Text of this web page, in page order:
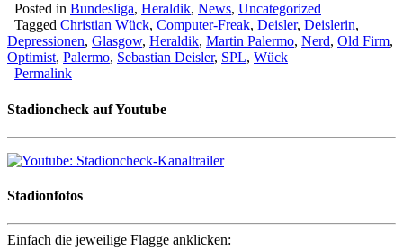
Posted in Bundesliga, Heraldik, News, Uncategorized
Tagged Christian Wück, Computer-Freak, Deisler, Deislerin,
Depressionen, Glasgow, Heraldik, Martin Palermo, Nerd, Old Firm,
Optimist, Palermo, Sebastian Deisler, SPL, Wück
Permalink
Stadioncheck auf Youtube
Stadionfotos
Einfach die jeweilige Flagge anklicken: